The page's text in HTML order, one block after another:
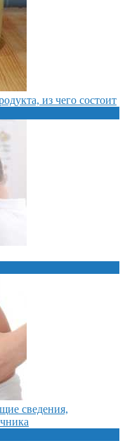
из чего состоит
сведения,